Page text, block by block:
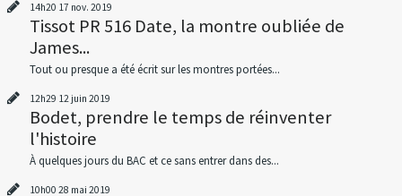
14h20 17 nov. 2019
Tissot PR 516 Date, la montre oubliée de
James...
Tout ou presque a été écrit sur les montres portées...
12h29 12 juin 2019
Bodet, prendre le temps de réinventer
l'histoire
À quelques jours du BAC et ce sans entrer dans des...
10h00 28 mai 2019